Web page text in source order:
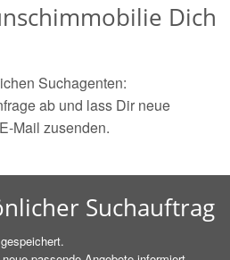
Dich
Suchagenten:
ab und lass Dir neue
Mail zusenden.
Suchauftrag